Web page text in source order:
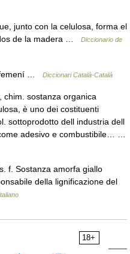
junto con la celulosa, forma el
de la madera …
Diccionario de
… Diccionari Català-Català
sostanza organica
è uno dei costituenti
sottoprodotto dell industria dell
adesivo e combustibile… …
f. Sostanza amorfa giallo
della lignificazione del
18+